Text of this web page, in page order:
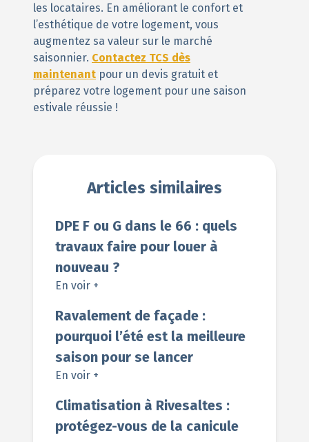
les locataires. En améliorant le confort et
l’esthétique de votre logement, vous
augmentez sa valeur sur le marché
saisonnier. Contactez TCS dès
maintenant pour un devis gratuit et
préparez votre logement pour une saison
estivale réussie !
Articles similaires
DPE F ou G dans le 66 : quels
travaux faire pour louer à
nouveau ?
En voir +
Ravalement de façade :
pourquoi l’été est la meilleure
saison pour se lancer
En voir +
Climatisation à Rivesaltes :
protégez-vous de la canicule